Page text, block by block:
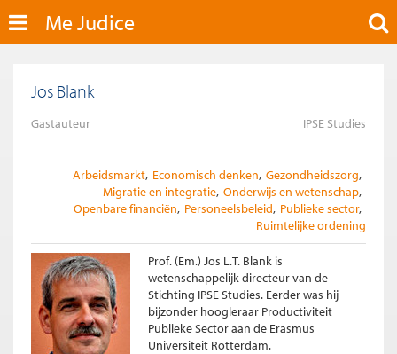
Me Judice
Jos Blank
Gastauteur IPSE Studies
Arbeidsmarkt Economisch denken Gezondheidszorg
Migratie en integratie Onderwijs en wetenschap
Openbare financiën Personeelsbeleid Publieke sector
Ruimtelijke ordening
Prof. (Em.) Jos L.T. Blank is
wetenschappelijk directeur van de
Stichting IPSE Studies. Eerder was hij
bijzonder hoogleraar Productiviteit
Publieke Sector aan de Erasmus
Universiteit Rotterdam.